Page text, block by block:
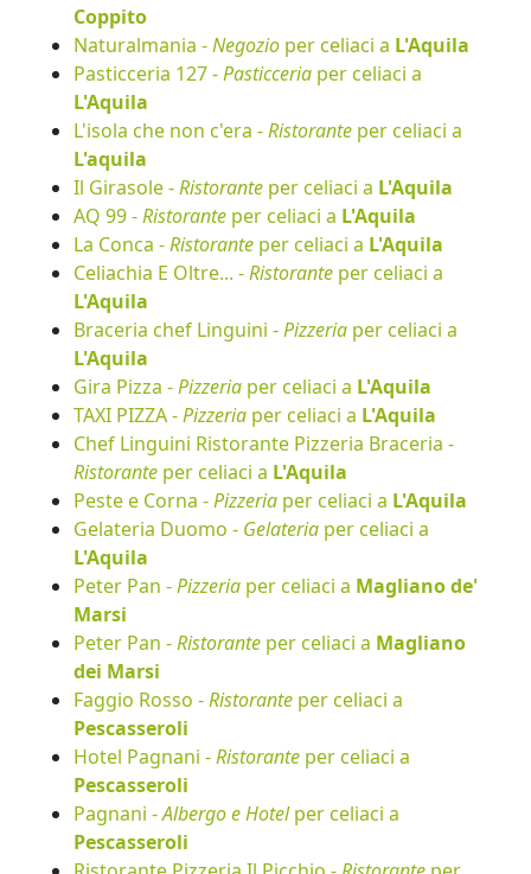
Coppito
Naturalmania -Negozio per celiaci a L'Aquila
Pasticceria 127 -Pasticceria per celiaci a
L'Aquila
L'isola che non c'era -Ristorante per celiaci a
L'aquila
Il Girasole -Ristorante per celiaci a L'Aquila
AQ 99 -Ristorante per celiaci a L'Aquila
La Conca -Ristorante per celiaci a L'Aquila
Celiachia E Oltre... -Ristorante per celiaci a
L'Aquila
Braceria chef Linguini -Pizzeria per celiaci a
L'Aquila
Gira Pizza -Pizzeria per celiaci a L'Aquila
TAXI PIZZA -Pizzeria per celiaci a L'Aquila
Chef Linguini Ristorante Pizzeria Braceria -
Ristorante per celiaci a L'Aquila
Peste e Corna -Pizzeria per celiaci a L'Aquila
Gelateria Duomo - Gelateria per celiaci a
L'Aquila
Peter Pan -Pizzeria per celiaci a Magliano de'
Marsi
Peter Pan -Ristorante per celiaci a Magliano
dei Marsi
Faggio Rosso -Ristorante per celiaci a
Pescasseroli
Hotel Pagnani -Ristorante per celiaci a
Pescasseroli
Pagnani -Albergo e Hotelper celiaci a
Pescasseroli